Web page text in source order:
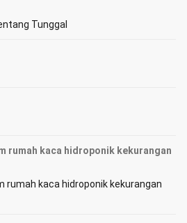
Tunggal
rumah kaca hidroponik kekurangan
rumah kaca hidroponik kekurangan